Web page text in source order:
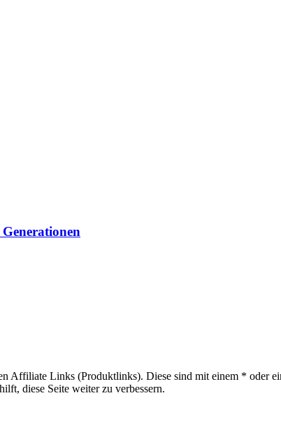
Affiliate Links (Produktlinks). Diese sind mit einem *
diese Seite weiter zu verbessern.